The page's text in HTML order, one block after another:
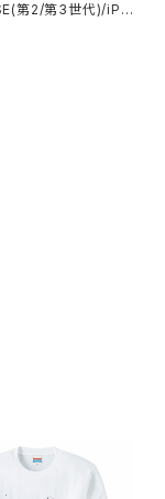
第2/第3世代)/iPh
7上杉謙信 戦
師 御歌頭 スマホケ